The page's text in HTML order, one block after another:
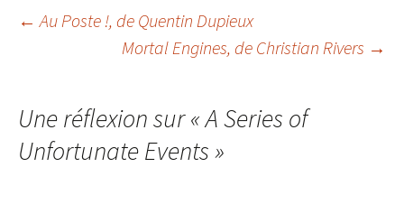
Navigation
articles
← Au Poste !, de Quentin Dupieux
Mortal Engines, de Christian Rivers →
Une réflexion sur «A Series of
Unfortunate Events»